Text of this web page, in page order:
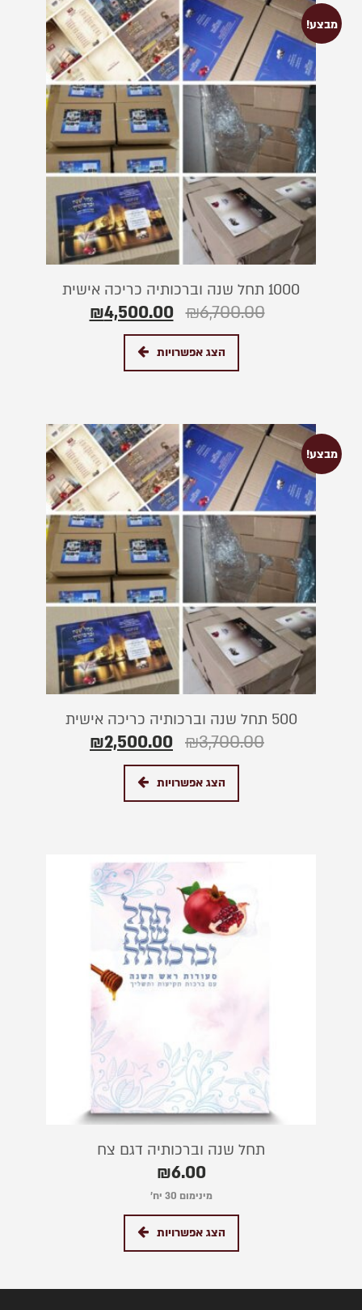
מבצע!
1000 תחל שנה וברכותיה כריכה אישית
₪6,700.00
₪4,500.00
הצג אפשרויות
מבצע!
500 תחל שנה וברכותיה כריכה אישית
₪3,700.00
₪2,500.00
הצג אפשרויות
תחל שנה וברכותיה דגם צח
₪6.00
מינימום 30 יח׳
הצג אפשרויות